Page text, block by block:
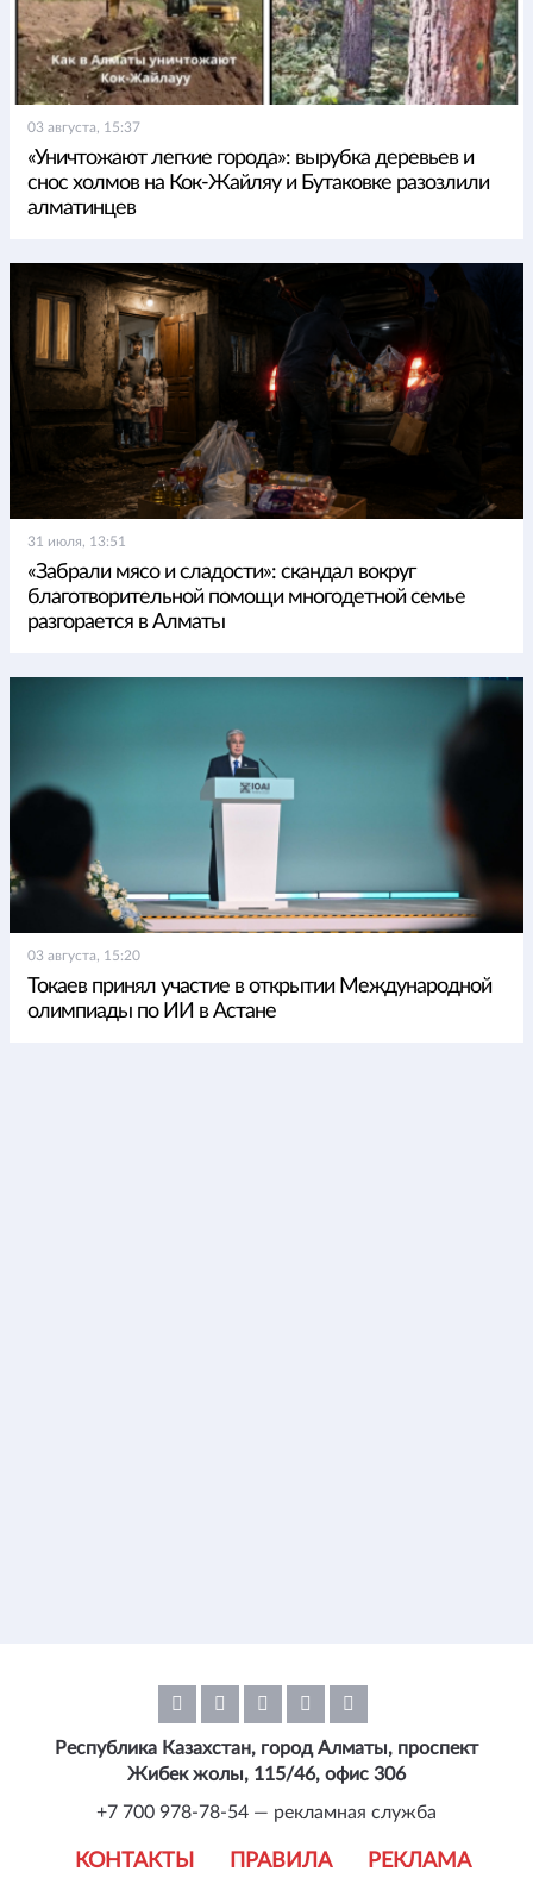
03 августа, 15:37
«Уничтожают легкие города»: вырубка деревьев и
снос холмов на Кок-Жайляу и Бутаковке разозлили
алматинцев
31 июля, 13:51
«Забрали мясо и сладости»: скандал вокруг
благотворительной помощи многодетной семье
разгорается в Алматы
03 августа, 15:20
Токаев принял участие в открытии Международной
олимпиады по ИИ в Астане
КОНТАКТЫ ПРАВИЛА РЕКЛАМА
Республика Казахстан, город Алматы, проспект
Жибек жолы, 115/46, офис 306
+7 700 978-78-54 — рекламная служба